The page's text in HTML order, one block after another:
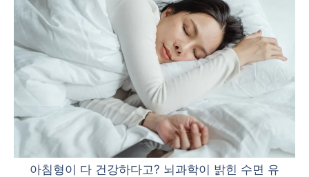
아침형이 다 건강하다고? 뇌과학이 밝힌 수면 유